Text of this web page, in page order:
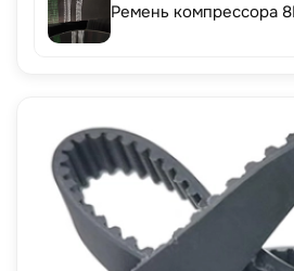
Ремень компрессора